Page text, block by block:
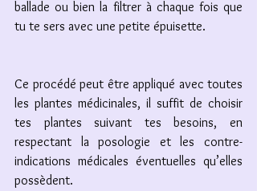
ballade ou bien la filtrer à chaque fois que
tu te sers avec une petite épuisette.
Ce procédé peut être appliqué avec toutes
les plantes médicinales, il suffit de choisir
tes plantes suivant tes besoins, en
respectant la posologie et les contre-
indications médicales éventuelles qu’elles
possèdent.